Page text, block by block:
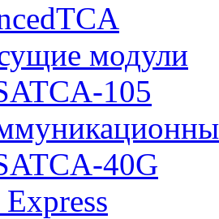
модули
105
40G